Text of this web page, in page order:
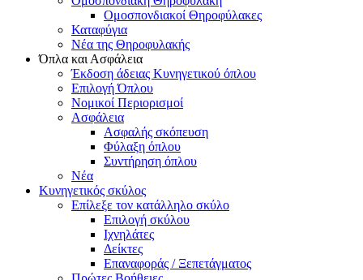
Oμοσπονδιακοί Θηροφύλακες
Καταφύγια
Νέα της Θηροφυλακής
Όπλα και Ασφάλεια
Έκδοση άδειας Κυνηγετικού όπλου
Επιλογή Όπλου
Νομικοί Περιορισμοί
Ασφάλεια
Ασφαλής σκόπευση
Φύλαξη όπλου
Συντήρηση όπλου
Νέα
Κυνηγετικός σκύλος
Επίλεξε τον κατάλληλο σκύλο
Επιλογή σκύλου
Ιχνηλάτες
Δείκτες
Επαναφοράς / Ξεπετάγματος